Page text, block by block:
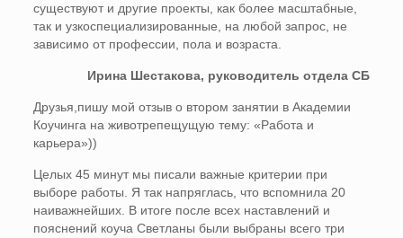
существуют и другие проекты, как более масштабные,
так и узкоспециализированные, на любой запрос, не
зависимо от профессии, пола и возраста.
Ирина Шестакова, руководитель отдела СБ
Друзья,пишу мой отзыв о втором занятии в Академии
Коучинга на животрепещущую тему: «Работа и
карьера»))
Целых 45 минут мы писали важные критерии при
выборе работы. Я так напряглась, что вспомнила 20
наиважнейших. В итоге после всех наставлений и
пояснений коуча Светланы были выбраны всего три